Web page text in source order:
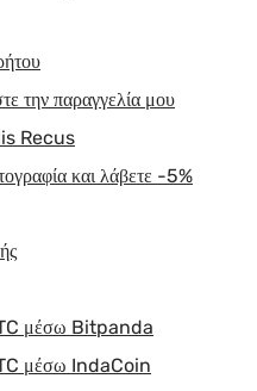
την παραγγελία μου
Recus
και λάβετε -5%
μέσω Bitpanda
μέσω IndaCoin